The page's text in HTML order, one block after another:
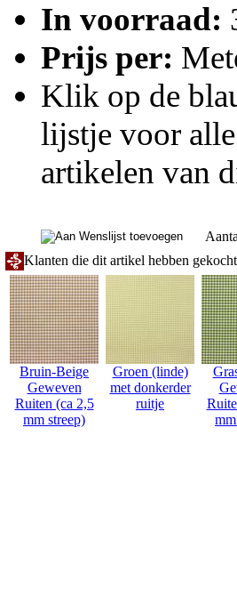
In voorraad:
Prijs per:
Klik op de
lijstje voor
artikelen van
Klanten die dit artikel hebben
Bruin-Beige
Geweven
Ruiten (ca 2,5
mm streep)
Groen (linde)
met donkerder
ruitje